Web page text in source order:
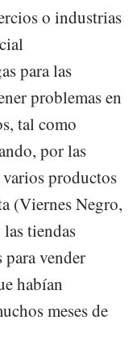
o industrias
para las
problemas en
tal como
por las
productos
(Viernes Negro,
tiendas
vender
habían
meses de